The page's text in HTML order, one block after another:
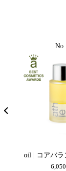
oil | コアバラ